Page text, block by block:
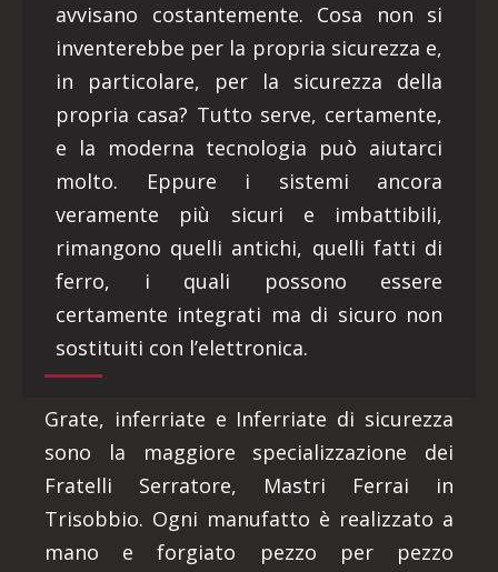
avvisano costantemente. Cosa non si
inventerebbe per la propria sicurezza e,
in particolare, per la sicurezza della
propria casa? Tutto serve, certamente,
e la moderna tecnologia può aiutarci
molto. Eppure i sistemi ancora
veramente più sicuri e imbattibili,
rimangono quelli antichi, quelli fatti di
ferro, i quali possono essere
certamente integrati ma di sicuro non
sostituiti con l’elettronica.
Grate, inferriate e Inferriate di sicurezza
sono la maggiore specializzazione dei
Fratelli Serratore, Mastri Ferrai in
Trisobbio. Ogni manufatto è realizzato a
mano e forgiato pezzo per pezzo